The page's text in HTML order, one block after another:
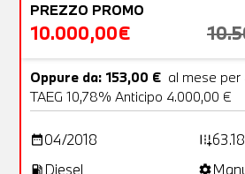
PREZZO PROMO
10.000,00€
Oppure da: 153,00 € al mese per
TAEG 10,78% Anticipo 4.000,00 €
date_range04/2018 add_road
local_gas_station Diesel settings